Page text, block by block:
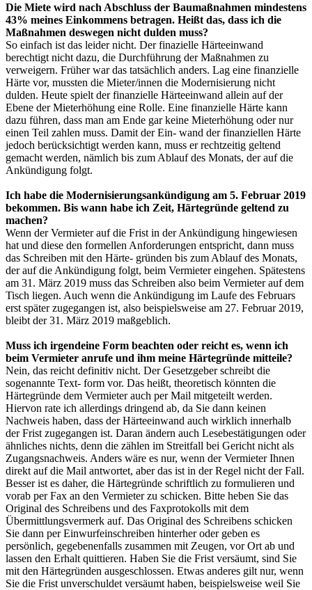
Die Miete wird nach Abschluss der Baumaßnahmen mindestens
43% meines Einkommens betragen. Heißt das, dass ich die
Maßnahmen deswegen nicht dulden muss?
So einfach ist das leider nicht. Der finazielle Härteeinwand
berechtigt nicht dazu, die Durchführung der Maßnahmen zu
verweigern. Früher war das tatsächlich anders. Lag eine finanzielle
Härte vor, mussten die Mieter/innen die Modernisierung nicht
dulden. Heute spielt der finanzielle Härteeinwand allein auf der
Ebene der Mieterhöhung eine Rolle. Eine finanzielle Härte kann
dazu führen, dass man am Ende gar keine Mieterhöhung oder nur
einen Teil zahlen muss. Damit der Ein- wand der finanziellen Härte
jedoch berücksichtigt werden kann, muss er rechtzeitig geltend
gemacht werden, nämlich bis zum Ablauf des Monats, der auf die
Ankündigung folgt.
Ich habe die Modernisierungsankündigung am 5. Februar 2019
bekommen. Bis wann habe ich Zeit, Härtegründe geltend zu
machen?
Wenn der Vermieter auf die Frist in der Ankündigung hingewiesen
hat und diese den formellen Anforderungen entspricht, dann muss
das Schreiben mit den Härte- gründen bis zum Ablauf des Monats,
der auf die Ankündigung folgt, beim Vermieter eingehen. Spätestens
am 31. März 2019 muss das Schreiben also beim Vermieter auf dem
Tisch liegen. Auch wenn die Ankündigung im Laufe des Februars
erst später zugegangen ist, also beispielsweise am 27. Februar 2019,
bleibt der 31. März 2019 maßgeblich.
Muss ich irgendeine Form beachten oder reicht es, wenn ich
beim Vermieter anrufe und ihm meine Härtegründe mitteile?
Nein, das reicht definitiv nicht. Der Gesetzgeber schreibt die
sogenannte Text- form vor. Das heißt, theoretisch könnten die
Härtegründe dem Vermieter auch per Mail mitgeteilt werden.
Hiervon rate ich allerdings dringend ab, da Sie dann keinen
Nachweis haben, dass der Härteeinwand auch wirklich innerhalb
der Frist zugegangen ist. Daran ändern auch Lesebestätigungen oder
ähnliches nichts, denn die zählen im Streitfall bei Gericht nicht als
Zugangsnachweis. Anders wäre es nur, wenn der Vermieter Ihnen
direkt auf die Mail antwortet, aber das ist in der Regel nicht der Fall.
Besser ist es daher, die Härtegründe schriftlich zu formulieren und
vorab per Fax an den Vermieter zu schicken. Bitte heben Sie das
Original des Schreibens und des Faxprotokolls mit dem
Übermittlungsvermerk auf. Das Original des Schreibens schicken
Sie dann per Einwurfeinschreiben hinterher oder geben es
persönlich, gegebenenfalls zusammen mit Zeugen, vor Ort ab und
lassen den Erhalt quittieren. Haben Sie die Frist versäumt, sind Sie
mit den Härtegründen ausgeschlossen. Etwas anderes gilt nur, wenn
Sie die Frist unverschuldet versäumt haben, beispielsweise weil Sie